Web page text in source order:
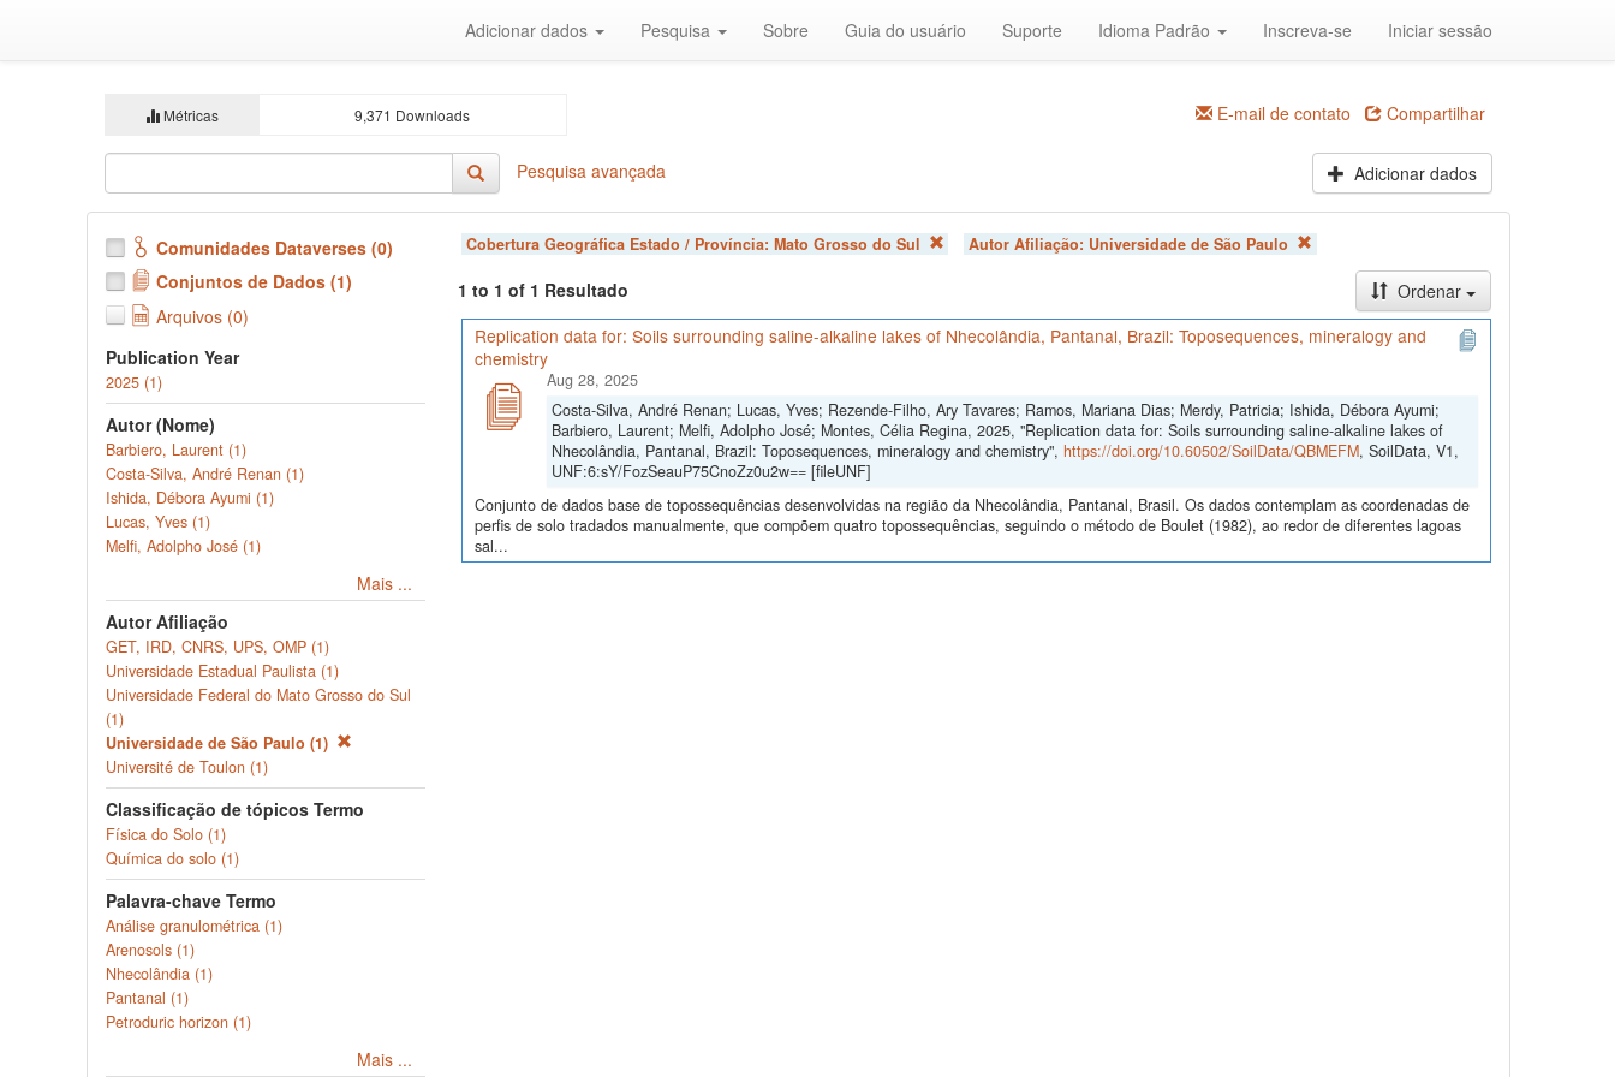
Adicionar dados Pesquisa Sobre Guia do usuário Suporte Idioma Padrão Inscreva-se Iniciar sessão
Métricas 9,371 Downloads E-mail de contato Compartilhar
Pesquisa avançada Adicionar dados
Comunidades Dataverses (0)
Conjuntos de Dados (1)
Arquivos (0)
Publication Year
2025 (1)
Autor (Nome)
Barbiero, Laurent (1)
Costa-Silva, André Renan (1)
Ishida, Débora Ayumi (1)
Lucas, Yves (1)
Melfi, Adolpho José (1)
Mais ...
Autor Afiliação
GET, IRD, CNRS, UPS, OMP (1)
Universidade Estadual Paulista (1)
Universidade Federal do Mato Grosso do Sul
(1)
Universidade de São Paulo (1)
Université de Toulon (1)
Classificação de tópicos Termo
Física do Solo (1)
Química do solo (1)
Palavra-chave Termo
Análise granulométrica (1)
Arenosols (1)
Nhecolândia (1)
Pantanal (1)
Petroduric horizon (1)
Mais ...
Cobertura Geográfica Estado / Província: Mato Grosso do Sul Autor Afiliação: Universidade de São Paulo
1 to 1 of 1 Resultado
Ordenar
Replication data for: Soils surrounding saline-alkaline lakes of Nhecolândia, Pantanal, Brazil: Toposequences, mineralogy and
chemistry
Aug 28, 2025
Costa-Silva, André Renan; Lucas, Yves; Rezende-Filho, Ary Tavares; Ramos, Mariana Dias; Merdy, Patricia; Ishida, Débora Ayumi;
Barbiero, Laurent; Melfi, Adolpho José; Montes, Célia Regina, 2025, "Replication data for: Soils surrounding saline-alkaline lakes of
Nhecolândia, Pantanal, Brazil: Toposequences, mineralogy and chemistry", https://doi.org/10.60502/SoilData/QBMEFM, SoilData, V1,
UNF:6:sY/FozSeauP75CnoZz0u2w== [fileUNF]
Conjunto de dados base de topossequências desenvolvidas na região da Nhecolândia, Pantanal, Brasil. Os dados contemplam as coordenadas de
perfis de solo tradados manualmente, que compõem quatro topossequências, seguindo o método de Boulet (1982), ao redor de diferentes lagoas
sal...